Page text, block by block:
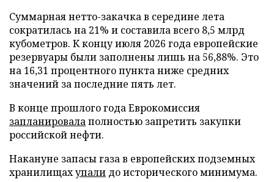
Суммарная нетто-закачка в середине лета
сократилась на 21% и составила всего 8,5 млрд
кубометров. К концу июля 2026 года европейские
резервуары были заполнены лишь на 56,88%. Это
на 16,31 процентного пункта ниже средних
значений за последние пять лет.
В конце прошлого года Еврокомиссия
запланировалаполностью запретить закупки
российской нефти.
Накануне запасы газа в европейских подземных
хранилищахупали до исторического минимума.